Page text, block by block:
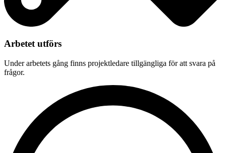
Arbetet utförs
Under arbetets gång finns projektledare tillgängliga för att svara på
frågor.